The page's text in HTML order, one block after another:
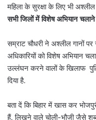
महिला के सुरक्षा के लिए भी अश्लील
सभी जिलों में विशेष अभियान चलाने
सम्राट चौधरी ने अश्लील गानों
अधिकारियों को विशेष अभियान
उल्लंघन करने वालों के खिलाफ
दिया है.
बता दें कि बिहार में खास कर
हैं. लिखने वाले चोली-भौजी जैसे